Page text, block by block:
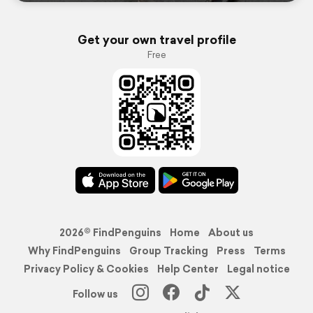
Get your own travel profile
Free
2026© FindPenguins Home
About us
Why FindPenguins
Group Tracking Press
Terms
Privacy Policy & Cookies
Help Center
Legal notice
Follow us